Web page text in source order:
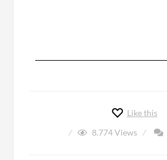
Like this
8.774Views